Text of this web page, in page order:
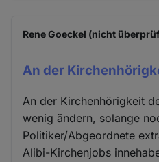
Rene Goeckel (nicht
An der
An der Kirchenhörigkeit
wenig ändern, solange
Politiker/Abgeordnete
Alibi-Kirchenjobs